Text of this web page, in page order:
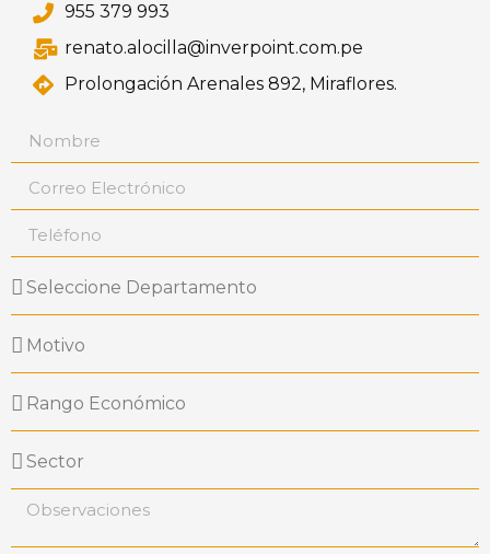
955 379 993
renato.alocilla@inverpoint.com.pe
Prolongación Arenales 892, Miraflores.